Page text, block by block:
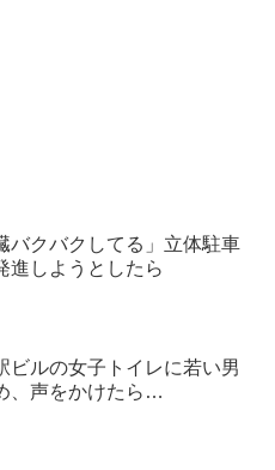
バクバクしてる」立体駐車
進しようとしたら
ビルの女子トイレに若い男
、声をかけたら…